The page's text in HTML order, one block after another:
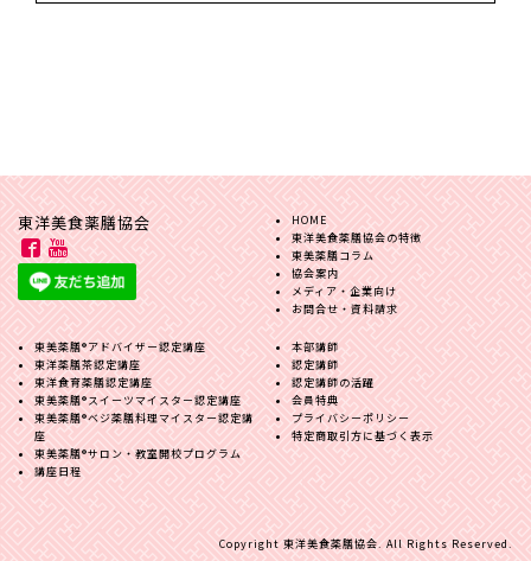
東洋美食薬膳協会
HOME
東洋美食薬膳協会の特徴
東美薬膳コラム
協会案内
メディア・企業向け
お問合せ・資料請求
東美薬膳®︎アドバイザー認定講座
東洋薬膳茶認定講座
東洋食育薬膳認定講座
東美薬膳®︎スイーツマイスター認定講座
東美薬膳®︎ベジ薬膳料理マイスター認定講
座
東美薬膳®︎サロン・教室開校プログラム
講座日程
本部講師
認定講師
認定講師の活躍
会員特典
プライバシーポリシー
特定商取引方に基づく表示
Copyright 東洋美食薬膳協会. All Rights Reserved.